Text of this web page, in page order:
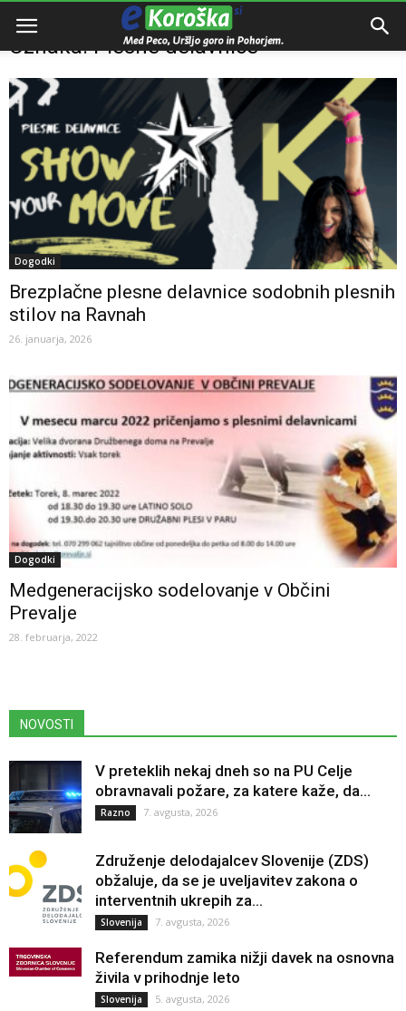
Domov Plesne delavnice
Oznaka: Plesne delavnice
Dogodki
Brezplačne plesne delavnice sodobnih plesnih
stilov na Ravnah
26. januarja, 2026
Dogodki
Medgeneracijsko sodelovanje v Občini
Prevalje
28. februarja, 2022
NOVOSTI
V preteklih nekaj dneh so na PU Celje
obravnavali požare, za katere kaže, da...
Razno 7. avgusta, 2026
Združenje delodajalcev Slovenije (ZDS)
obžaluje, da se je uveljavitev zakona o
interventnih ukrepih za...
Slovenija 7. avgusta, 2026
Referendum zamika nižji davek na osnovna
živila v prihodnje leto
Slovenija 5. avgusta, 2026